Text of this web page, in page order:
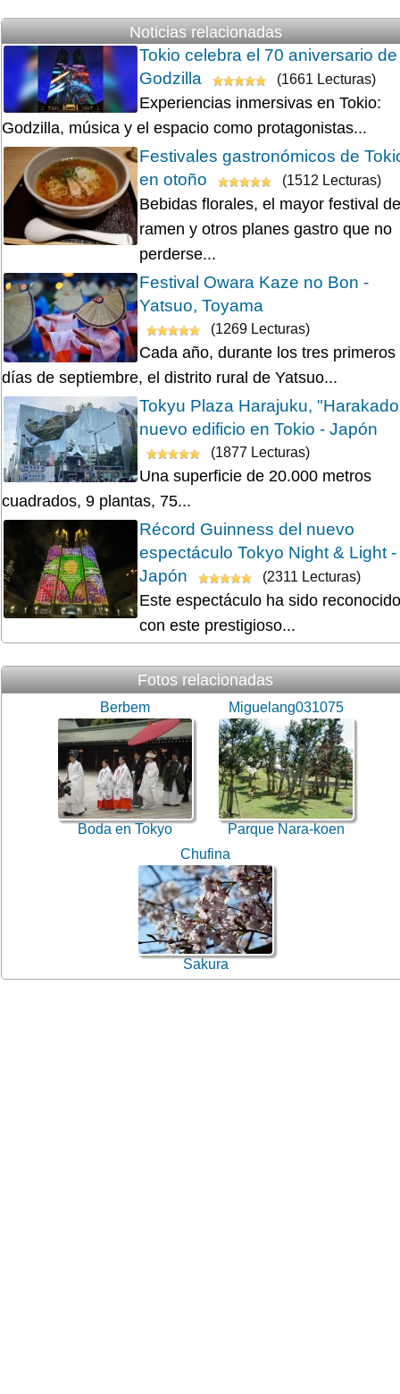
Noticias relacionadas
Tokio celebra el 70 aniversario de
Godzilla
(1661 Lecturas)
Experiencias inmersivas en Tokio:
Godzilla, música y el espacio como protagonistas...
Festivales gastronómicos de
en otoño
(1512 Lecturas)
Bebidas florales, el mayor festival de
ramen y otros planes gastro que no
perderse...
Festival Owara Kaze no Bon -
Yatsuo, Toyama
(1269 Lecturas)
Cada año, durante los tres primeros
días de septiembre, el distrito rural de Yatsuo...
Tokyu Plaza Harajuku,
nuevo edificio en Tokio - Japón
(1877 Lecturas)
Una superficie de 20.000 metros
cuadrados, 9 plantas, 75...
Récord Guinness del nuevo
espectáculo Tokyo Night & Light -
Japón
(2311 Lecturas)
Este espectáculo ha sido reconocido
con este prestigioso...
Fotos relacionadas
Berbem
Boda en Tokyo
Miguelang031075
Parque Nara-koen
Chufina
Sakura